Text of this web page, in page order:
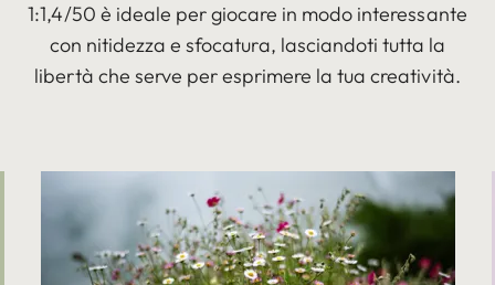
1:1,4/50 è ideale per giocare in modo interessante
con nitidezza e sfocatura, lasciandoti tutta la
libertà che serve per esprimere la tua creatività.